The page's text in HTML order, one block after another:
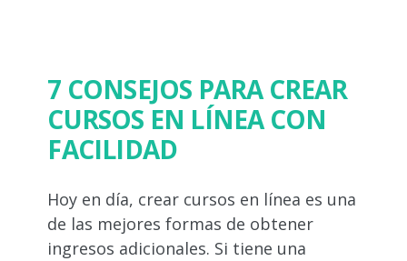
7 CONSEJOS PARA CREAR
CURSOS EN LÍNEA CON
FACILIDAD
Hoy en día, crear cursos en línea es una
de las mejores formas de obtener
ingresos adicionales. Si tiene una